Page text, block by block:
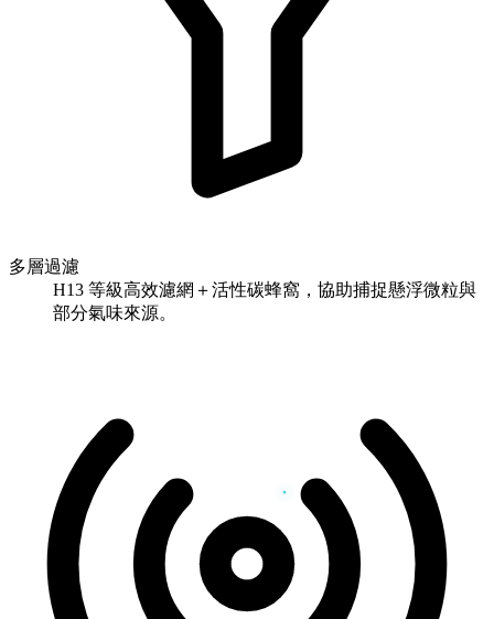
多層過濾
H13 等級高效濾網＋活性碳蜂窩，協助捕捉懸浮微粒與
部分氣味來源。